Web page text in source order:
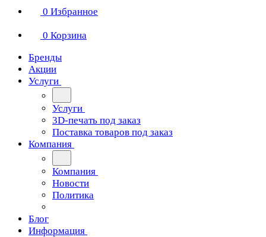
0 Избранное
0 Корзина
Бренды
Акции
Услуги
Услуги
3D-печать под заказ
Поставка товаров под заказ
Компания
Компания
Новости
Политика
Блог
Информация